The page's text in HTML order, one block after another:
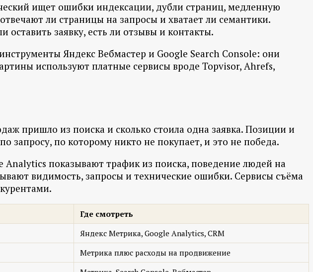
ищет ошибки индексации, дубли страниц, медленную
ли страницы на запросы и хватает ли семантики.
заявку, есть ли отзывы и контакты.
Яндекс Вебмастер и Google Search Console: они
используют платные сервисы вроде Topvisor, Ahrefs,
пришло из поиска и сколько стоила одна заявка. Позиции и
по которому никто не покупает, и это не победа.
показывают трафик из поиска, поведение людей на
видимость, запросы и технические ошибки. Сервисы съёма
Где смотреть
Яндекс Метрика, Google Analytics, CRM
Метрика плюс расходы на продвижение